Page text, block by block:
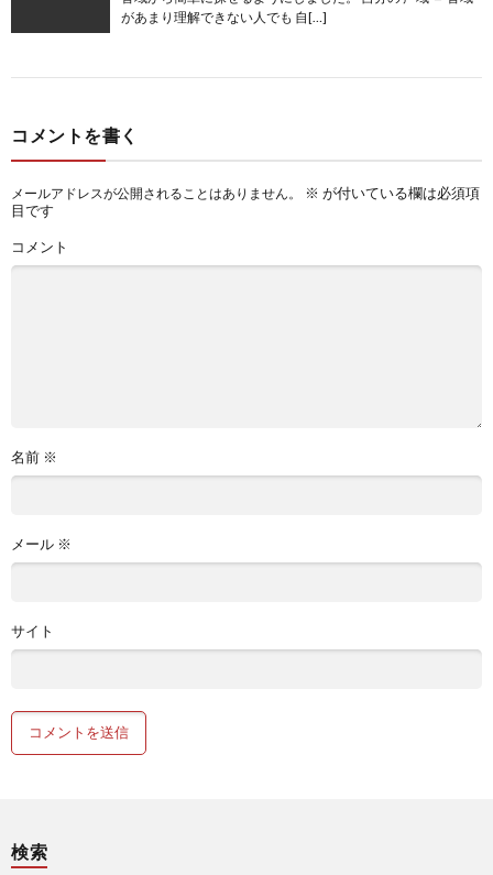
があまり理解できない人でも 自[…]
コメントを書く
メールアドレスが公開されることはありません。 ※ が付いている欄は必須項
目です
コメント
名前 ※
メール ※
サイト
検索